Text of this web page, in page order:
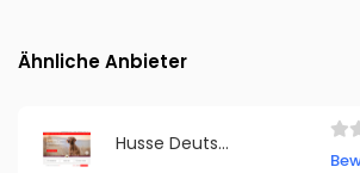
Ähnliche Anbieter
Husse Deutschland